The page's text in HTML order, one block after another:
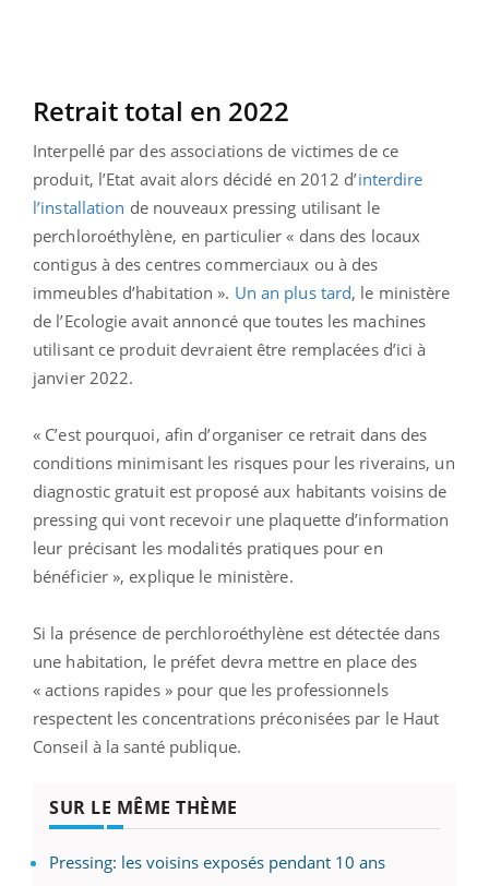
Retrait total en 2022
Interpellé par des associations de victimes de ce
produit, l’Etat avait alors décidé en 2012 d’interdire
l’installation de nouveaux pressing utilisant le
perchloroéthylène, en particulier « dans des locaux
contigus à des centres commerciaux ou à des
immeubles d’habitation ». Un an plus tard, le ministère
de l’Ecologie avait annoncé que toutes les machines
utilisant ce produit devraient être remplacées d’ici à
janvier 2022.
« C’est pourquoi, afin d’organiser ce retrait dans des
conditions minimisant les risques pour les riverains, un
diagnostic gratuit est proposé aux habitants voisins de
pressing qui vont recevoir une plaquette d’information
leur précisant les modalités pratiques pour en
bénéficier », explique le ministère.
Si la présence de perchloroéthylène est détectée dans
une habitation, le préfet devra mettre en place des
« actions rapides » pour que les professionnels
respectent les concentrations préconisées par le Haut
Conseil à la santé publique.
SUR LE MÊME THÈME
Pressing: les voisins exposés pendant 10 ans